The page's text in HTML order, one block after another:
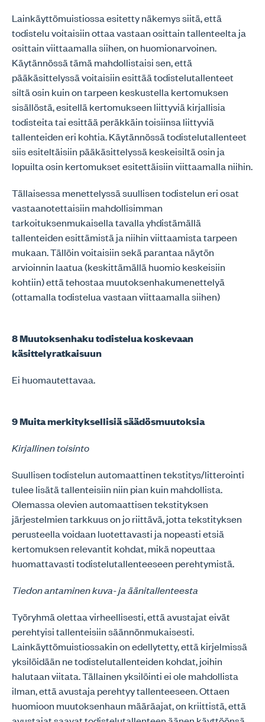
Lainkäyttömuistiossa esitetty näkemys siitä, että
todistelu voitaisiin ottaa vastaan osittain tallenteelta ja
osittain viittaamalla siihen, on huomionarvoinen.
Käytännössä tämä mahdollistaisi sen, että
pääkäsittelyssä voitaisiin esittää todistelutallenteet
siltä osin kuin on tarpeen keskustella kertomuksen
sisällöstä, esitellä kertomukseen liittyviä kirjallisia
todisteita tai esittää peräkkäin toisiinsa liittyviä
tallenteiden eri kohtia. Käytännössä todistelutallenteet
siis esiteltäisiin pääkäsittelyssä keskeisiltä osin ja
lopuilta osin kertomukset esitettäisiin viittaamalla niihin.
Tällaisessa menettelyssä suullisen todistelun eri osat
vastaanotettaisiin mahdollisimman
tarkoituksenmukaisella tavalla yhdistämällä
tallenteiden esittämistä ja niihin viittaamista tarpeen
mukaan. Tällöin voitaisiin sekä parantaa näytön
arvioinnin laatua (keskittämällä huomio keskeisiin
kohtiin) että tehostaa muutoksenhakumenettelyä
(ottamalla todistelua vastaan viittaamalla siihen)
8 Muutoksenhaku todistelua koskevaan
käsittelyratkaisuun
Ei huomautettavaa.
9 Muita merkityksellisiä säädösmuutoksia
Kirjallinen toisinto
Suullisen todistelun automaattinen tekstitys/litterointi
tulee lisätä tallenteisiin niin pian kuin mahdollista.
Olemassa olevien automaattisen tekstityksen
järjestelmien tarkkuus on jo riittävä, jotta tekstityksen
perusteella voidaan luotettavasti ja nopeasti etsiä
kertomuksen relevantit kohdat, mikä nopeuttaa
huomattavasti todistelutallenteeseen perehtymistä.
Tiedon antaminen kuva- ja äänitallenteesta
Työryhmä olettaa virheellisesti, että avustajat eivät
perehtyisi tallenteisiin säännönmukaisesti.
Lainkäyttömuistiossakin on edellytetty, että kirjelmissä
yksilöidään ne todistelutallenteiden kohdat, joihin
halutaan viitata. Tällainen yksilöinti ei ole mahdollista
ilman, että avustaja perehtyy tallenteeseen. Ottaen
huomioon muutoksenhaun määräajat, on kriittistä, että